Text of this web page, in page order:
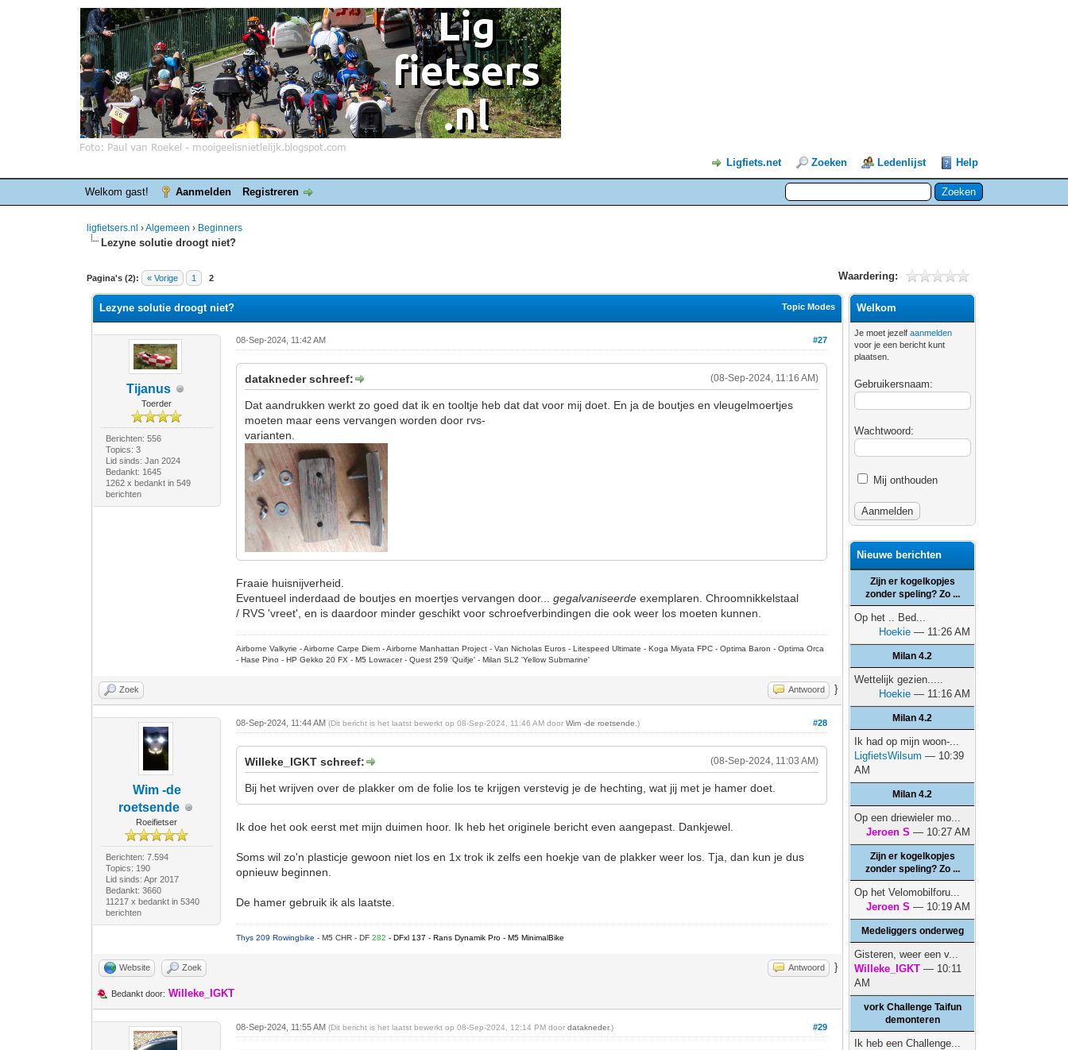
Ligfiets.net Zoeken Ledenlijst Help
Welkom gast! Aanmelden Registreren
ligfietsers.nl ›Algemeen › Beginners
Lezyne solutie droogt niet?
Pagina's (2): « Vorige 1 2 Waardering:
0 stemmen - gemiddelde waardering is 0
1
2
3
4
5
Topic Modes
Lezyne solutie droogt niet?
Tijanus
Toerder
Berichten: 556
Topics: 3
Lid sinds: Jan 2024
Bedankt: 1645
1262 x bedankt in 549
berichten
#27
08-Sep-2024, 11:42 AM
(08-Sep-2024, 11:16 AM)
datakneder schreef:
Dat aandrukken werkt zo goed dat ik en tooltje heb dat dat voor mij doet. En ja de boutjes en vleugelmoertjes
moeten maar eens vervangen worden door rvs-
varianten.
Fraaie huisnijverheid.
Eventueel inderdaad de boutjes en moertjes vervangen door...gegalvaniseerde exemplaren. Chroomnikkelstaal
/ RVS 'vreet', en is daardoor minder geschikt voor schroefverbindingen die ook weer los moeten kunnen.
Airborne Valkyrie - Airborne Carpe Diem - Airborne Manhattan Project - Van Nicholas Euros - Litespeed Ultimate - Koga Miyata FPC - Optima Baron - Optima Orca
- Hase Pino - HP Gekko 20 FX - M5 Lowracer - Quest 259 'Quifje' - Milan SL2 'Yellow Submarine'
Zoek Antwoord }
Wim -de
roetsende
Roeifietser
Berichten: 7.594
Topics: 190
Lid sinds: Apr 2017
Bedankt: 3660
11217 x bedankt in 5340
berichten
#28
08-Sep-2024, 11:44 AM(Dit bericht is het laatst bewerkt op 08-Sep-2024, 11:46 AM doorWim -de roetsende .)
(08-Sep-2024, 11:03 AM)
Willeke_IGKT schreef:
Bij het wrijven over de plakker om de folie los te krijgen verstevig je de hechting, wat jij met je hamer doet.
Ik doe het ook eerst met mijn duimen hoor. Ik heb het originele bericht even aangepast. Dankjewel.
Soms wil zo'n plasticje gewoon niet los en 1x trok ik zelfs een hoekje van de plakker weer los. Tja, dan kun je dus
opnieuw beginnen.
De hamer gebruik ik als laatste.
Thys 209 Rowingbike- M5 CHR - DF282- DFxl 137 - Rans Dynamik Pro - M5 MinimalBike
Website Zoek Antwoord }
Bedankt door: Willeke_IGKT
#29
08-Sep-2024, 11:55 AM(Dit bericht is het laatst bewerkt op 08-Sep-2024, 12:14 PM doordatakneder.)
Welkom
Je moet jezelfaanmelden
voor je een bericht kunt
plaatsen.
Gebruikersnaam:
Wachtwoord:
Mij onthouden
Nieuwe berichten
Zijn er kogelkopjes
zonder speling? Zo ...
Op het .. Bed...
Hoekie — 11:26 AM
Milan 4.2
Wettelijk gezien.....
Hoekie — 11:16 AM
Milan 4.2
Ik had op mijn woon-...
LigfietsWilsum — 10:39
AM
Milan 4.2
Op een driewieler mo...
Jeroen S — 10:27 AM
Zijn er kogelkopjes
zonder speling? Zo ...
Op het Velomobilforu...
Jeroen S — 10:19 AM
Medeliggers onderweg
Gisteren, weer een v...
Willeke_IGKT — 10:11
AM
vork Challenge Taifun
demonteren
Ik heb een Challenge...